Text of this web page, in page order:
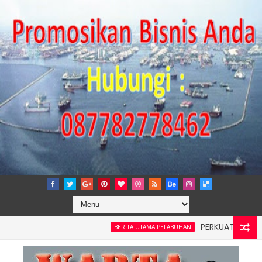
BERITA UTAMA PELABUHAN
PERKUAT TATA
4: Pelindo Jasa Maritim Dengar Keluhan dan